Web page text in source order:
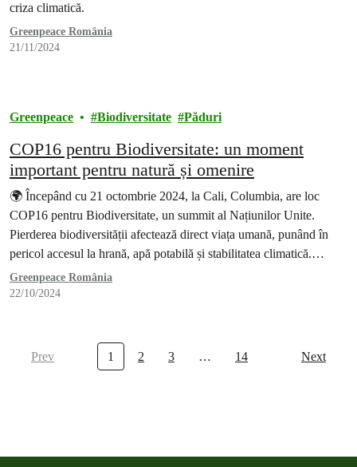
criza climatică.
Greenpeace România
21/11/2024
Greenpeace Biodiversitate Păduri
COP16 pentru Biodiversitate: un moment
important pentru natură și omenire
🌍 Începând cu 21 octombrie 2024, la Cali, Columbia, are loc
COP16 pentru Biodiversitate, un summit al Națiunilor Unite.
Pierderea biodiversității afectează direct viața umană, punând în
pericol accesul la hrană, apă potabilă și stabilitatea climatică.
COP16 oferă șansa de a schimba direcția și de a lua măsuri
decisive pentru protejarea ecosistemelor vitale.
Greenpeace România
22/10/2024
Prev 1 2 3 … 14 Next